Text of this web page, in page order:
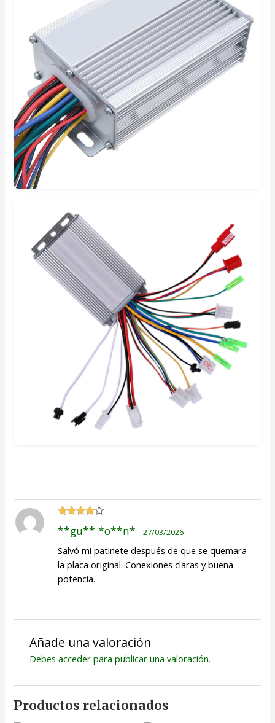
con4de
**gu** *o**n* 27/03/2026
Salvó mi patinete después de que se quemara
la placa original. Conexiones claras y buena
potencia.
Añade una valoración
Debes accederpara publicar una valoración.
Productos relacionados